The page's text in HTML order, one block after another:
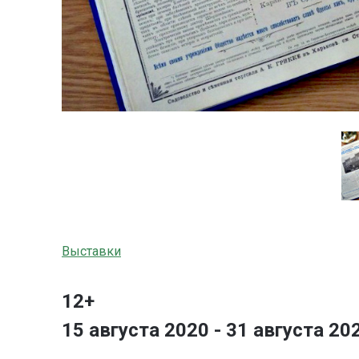
Выставки
12+
15 августа 2020 - 31 августа